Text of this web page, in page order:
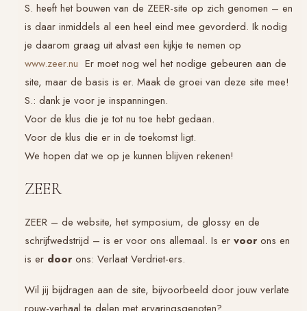
S. heeft het bouwen van de ZEER-site op zich genomen – en
is daar inmiddels al een heel eind mee gevorderd. Ik nodig
je daarom graag uit alvast een kijkje te nemen op
www.zeer.nu Er moet nog wel het nodige gebeuren aan de
site, maar de basis is er. Maak de groei van deze site mee!
S.: dank je voor je inspanningen.
Voor de klus die je tot nu toe hebt gedaan.
Voor de klus die er in de toekomst ligt.
We hopen dat we op je kunnen blijven rekenen!
ZEER
ZEER – de website, het symposium, de glossy en de
schrijfwedstrijd – is er voor ons allemaal. Is er voor ons en
is er door ons: Verlaat Verdriet-ers.
Wil jij bijdragen aan de site, bijvoorbeeld door jouw verlate